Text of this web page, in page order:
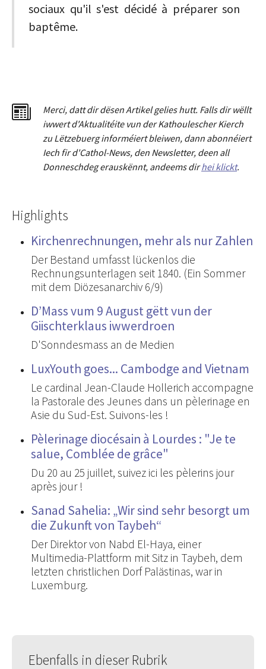
sociaux qu'il s'est décidé à préparer son
baptême.
Merci, dattdir dësen Artikel gelies hutt. Falls dir wëllt
iwwert d'Aktualitéite vun der Kathoulescher Kierch
zu Lëtzebuerg informéiert bleiwen, dann abonnéiert
Iech fir d'Cathol-News, den Newsletter, deen all
Donneschdeg erauskënnt, andeems dirhei klickt.
Highlights
Kirchenrechnungen, mehr als nur Zahlen
Der Bestand umfasst lückenlos die
Rechnungsunterlagen seit 1840. (Ein Sommer
mit dem Diözesanarchiv 6/9)
D’Mass vum 9 August gëtt vun der
Giischterklaus iwwerdroen
D'Sonndesmass an de Medien
LuxYouth goes... Cambodge and Vietnam
Le cardinal Jean-Claude Hollerich accompagne
la Pastorale des Jeunes dans un pèlerinage en
Asie du Sud-Est. Suivons-les !
Pèlerinage diocésain à Lourdes : "Je te
salue, Comblée de grâce"
Du 20 au 25 juillet, suivez ici les pèlerins jour
après jour !
Sanad Sahelia: „Wir sind sehr besorgt um
die Zukunft von Taybeh“
Der Direktor von Nabd El-Haya, einer
Multimedia-Plattform mit Sitz in Taybeh, dem
letzten christlichen Dorf Palästinas, war in
Luxemburg.
Ebenfalls in dieser Rubrik